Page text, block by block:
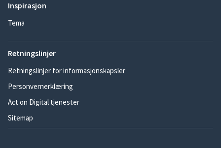
Inspirasjon
Tema
Retningslinjer
Retningslinjer for informasjonskapsler
Personvernerklæring
Act on Digital tjenester
Sitemap